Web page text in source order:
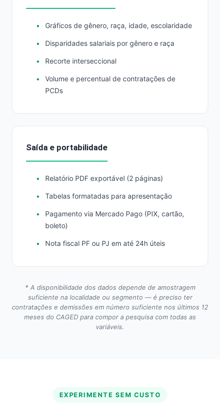
Gráficos de gênero, raça, idade, escolaridade
Disparidades salariais por gênero e raça
Recorte interseccional
Volume e percentual de contratações de
PCDs
Saída e portabilidade
Relatório PDF exportável (2 páginas)
Tabelas formatadas para apresentação
Pagamento via Mercado Pago (PIX, cartão,
boleto)
Nota fiscal PF ou PJ em até 24h úteis
* A disponibilidade dos dados depende de amostragem
suficiente na localidade ou segmento — é preciso ter
contratações e demissões em número suficiente nos últimos 12
meses do CAGED para compor a pesquisa com todas as
variáveis.
EXPERIMENTE SEM CUSTO